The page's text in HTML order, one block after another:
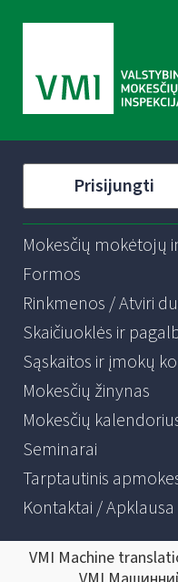
Prisijungti
Mokesčių mokėtojų
Formos
Rinkmenos / Atviri
Skaičiuoklės ir
Sąskaitos ir įmokų
Mokesčių žinynas
Mokesčių
Seminarai
Tarptautinis
Kontaktai / Apklausa
VMI Machine